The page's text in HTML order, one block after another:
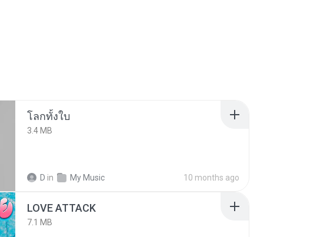
โลกทั้งใบ
3.4 MB
D in My Music 10 months ago
LOVE ATTACK
7.1 MB